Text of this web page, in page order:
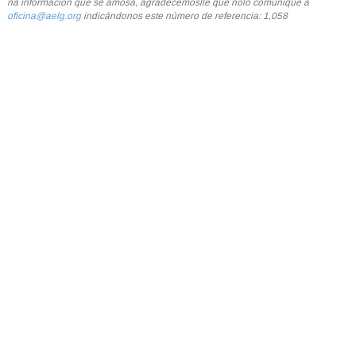
oficina@aelg.orgindicándonos este número de referencia: 1,058